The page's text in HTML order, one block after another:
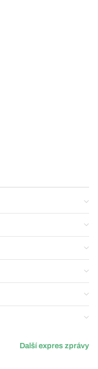
Další expres zprávy